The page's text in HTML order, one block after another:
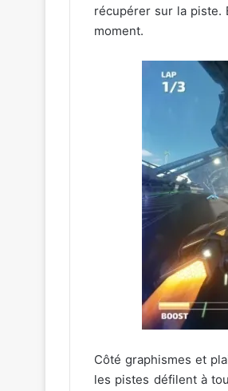
récupérer sur la piste.
moment.
Côté graphismes et
les pistes défilent à